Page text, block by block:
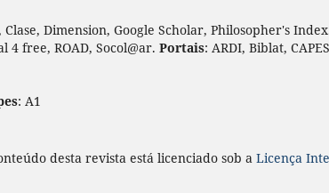
Clase, Dimension, Google Scholar, Philosopher's
4 free, ROAD, Socol@ar. Portais: ARDI, Biblat,
: A1
desta revista está licenciado sob a Licença